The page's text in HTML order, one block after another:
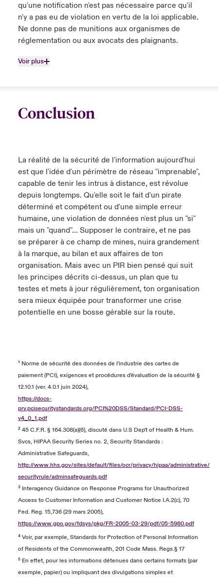
qu'une notification n'est pas nécessaire parce qu'il
n'y a pas eu de violation en vertu de la loi applicable.
Ne donne pas de munitions aux organismes de
réglementation ou aux avocats des plaignants.
Voir plus
Conclusion
La réalité de la sécurité de l'information aujourd'hui
est que l'idée d'un périmètre de réseau "imprenable",
capable de tenir les intrus à distance, est révolue
depuis longtemps. Qu'elle soit le fait d'un pirate
déterminé et compétent ou d'une simple erreur
humaine, une violation de données n'est plus un "si"
mais un "quand"... Supposer le contraire, et ne pas
se préparer à ce champ de mines, nuira grandement
à la marque, au bilan et aux affaires de ton
organisation. Mais avec un PIR bien pensé qui suit
les principes décrits ci-dessus, un plan que tu
testes et mets à jour régulièrement, ton organisation
sera mieux équipée pour transformer une crise
potentielle en une bosse gérable sur la route.
¹ Norme de sécurité des données de l'industrie des cartes de
paiement (PCI), exigences et procédures d'évaluation de la sécurité §
12.10.1 (ver. 4.0.1 juin 2024),
https://docs-
prv.pcisecuritystandards.org/PCI%20DSS/Standard/PCI-DSS-
v4_0_1.pdf
² 45 C.F.R. § 164.308(a)(6), discuté dans U.S Dep't of Health & Hum.
Svcs, HIPAA Security Series no. 2, Security Standards :
Administrative Safeguards,
http://www.hhs.gov/sites/default/files/ocr/privacy/hipaa/administrative/
securityrule/adminsafeguards.pdf
³ Interagency Guidance on Response Programs for Unauthorized
Access to Customer Information and Customer Notice I.A.2(c), 70
Fed. Reg. 15,736 (29 mars 2005),
https://www.gpo.gov/fdsys/pkg/FR-2005-03-29/pdf/05-5980.pdf
⁴ Voir, par exemple, Standards for Protection of Personal Information
of Residents of the Commonwealth, 201 Code Mass. Regs.§ 17
⁵ En effet, pour les informations détenues dans certains formats (par
exemple, papier) ou impliquant des divulgations simples et